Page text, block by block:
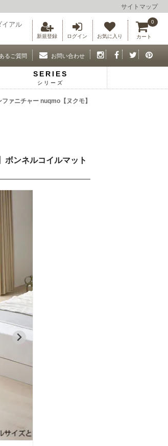
サイトマップ
新規登録 ログイン お気に入り カート
0
るご質問 お問い合わせ
SERIES
シリーズ
ァニチャー nuqmo【ヌクモ】
ボンネルコイルマット